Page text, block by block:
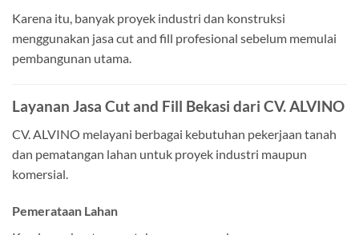
Karena itu, banyak proyek industri dan konstruksi
menggunakan jasa cut and fill profesional sebelum memulai
pembangunan utama.
Layanan Jasa Cut and Fill Bekasi dari CV. ALVINO
CV. ALVINO melayani berbagai kebutuhan pekerjaan tanah
dan pematangan lahan untuk proyek industri maupun
komersial.
Pemerataan Lahan